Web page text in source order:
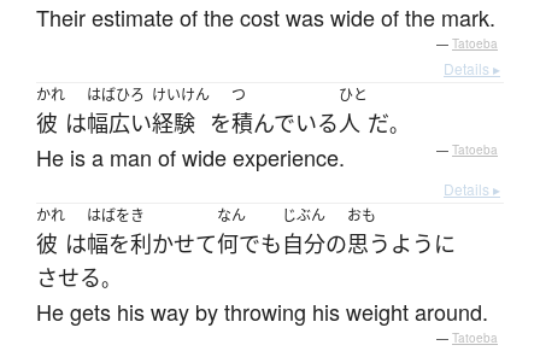
Their estimate of the cost was wide of the mark.
— Tatoeba
Details ▸
かれ
彼 は
はばひろ
幅広い
けいけん
経験 を
つ
積んでいる
ひと
人 だ。
He is a man of wide experience. — Tatoeba
Details ▸
かれ
彼 は
はばをき
幅を利かせて
なん
何でも
じぶん
自分の
おも
思うように
させる。
He gets his way by throwing his weight around.
— Tatoeba